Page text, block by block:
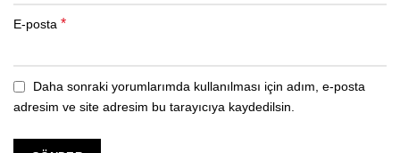
E-posta *
Daha sonraki yorumlarımda kullanılması için adım, e-posta
adresim ve site adresim bu tarayıcıya kaydedilsin.